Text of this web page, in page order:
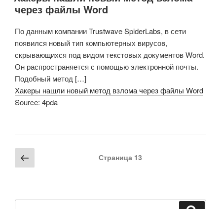
через файлы Word
По данным компании Trustwave SpiderLabs, в сети
появился новый тип компьютерных вирусов,
скрывающихся под видом текстовых документов Word.
Он распространяется с помощью электронной почты.
Подобный метод […]
Хакеры нашли новый метод взлома через файлы Word
Source: 4pda
Навигация
по
Предыдущая
страница
Страница 13